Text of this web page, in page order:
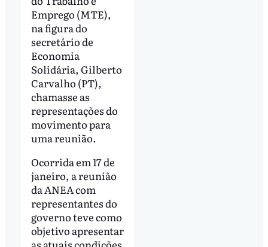
Emprego (MTE),
na figura do
secretário de
Economia
Solidária, Gilberto
Carvalho (PT),
chamasse as
representações do
movimento para
uma reunião.
Ocorrida em 17 de
janeiro, a reunião
da ANEA com
representantes do
governo teve como
objetivo apresentar